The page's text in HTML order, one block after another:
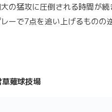
の猛攻に圧倒される時間が
ーで7点を追い上げるものの
薙球技場